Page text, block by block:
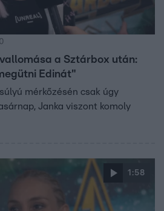
a Sztárbox után:
Edinát"
mérkőzésén csak úgy
Janka viszont komoly
1:58